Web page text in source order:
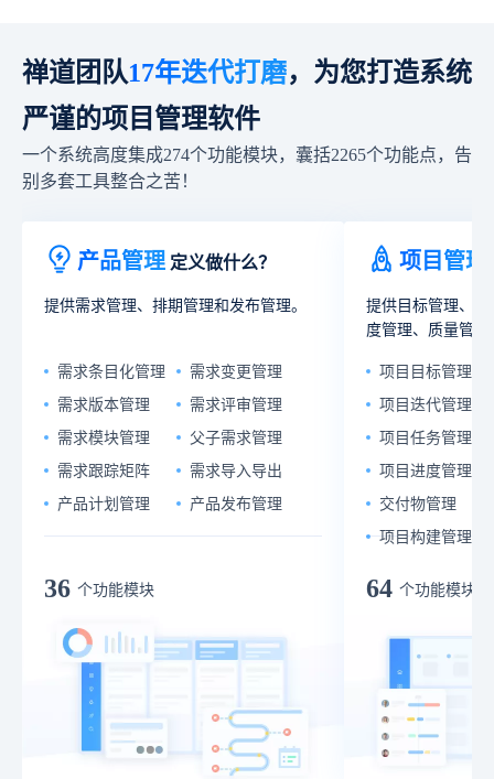
禅道团队17年迭代打磨，为您打造系统
严谨的项目管理软件
一个系统高度集成274个功能模块，囊括2265个功能点，告
别多套工具整合之苦！
产品管理 定义做什么？
提供需求管理、排期管理和发布管理。
需求条目化管理
需求变更管理
需求版本管理
需求评审管理
需求模块管理
父子需求管理
需求跟踪矩阵
需求导入导出
产品计划管理
产品发布管理
36 个功能模块
项目管理
提供目标管理、
度管理、质量管
项目目标管理
项目迭代管理
项目任务管理
项目进度管理
交付物管理
项目构建管理
64 个功能模块